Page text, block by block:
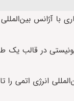
«الزام دولت به تعلیق همکاری
در قالب یک
انرژی اتمی را